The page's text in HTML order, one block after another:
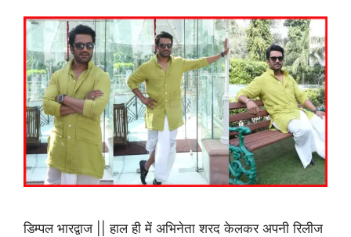
डिम्पल भारद्वाज || हाल ही में अभिनेता शरद केलकर अपनी रिलीज